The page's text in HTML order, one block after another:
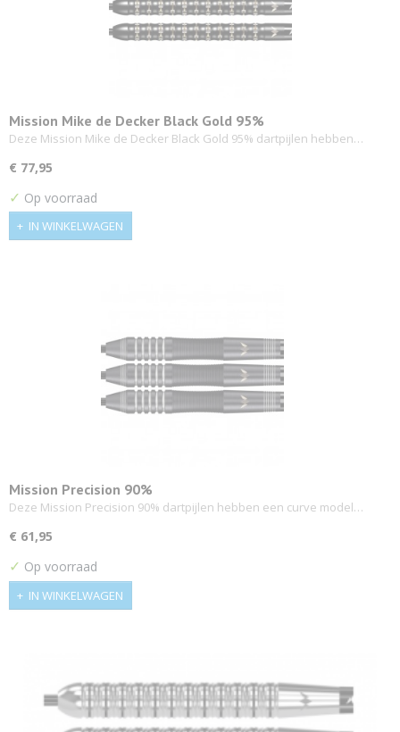
Mission Mike de Decker Black Gold 95%
Deze Mission Mike de Decker Black Gold 95% dartpijlen hebben…
€ 77,95
✓ Op voorraad
IN WINKELWAGEN
Mission Precision 90%
Deze Mission Precision 90% dartpijlen hebben een curve model…
€ 61,95
✓ Op voorraad
IN WINKELWAGEN